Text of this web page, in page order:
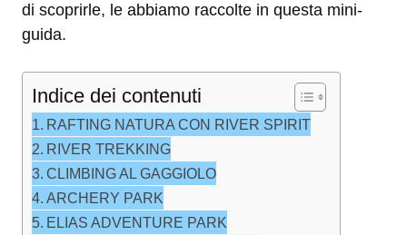
di scoprirle, le abbiamo raccolte in questa mini-
guida.
Indice dei contenuti
RAFTING NATURA CON RIVER SPIRIT
RIVER TREKKING
CLIMBING AL GAGGIOLO
ARCHERY PARK
ELIAS ADVENTURE PARK